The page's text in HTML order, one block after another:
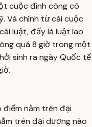
cuộc đình công có
Và chính từ cái cuộc
luật, đấy là luật lao
quá 8 giờ trong một
sinh ra ngày Quốc tế
điểm nằm trên đại
trên đại dương nào